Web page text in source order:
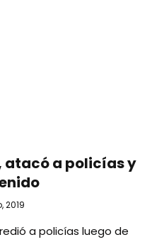
atacó a policías y
2019
a policías luego de